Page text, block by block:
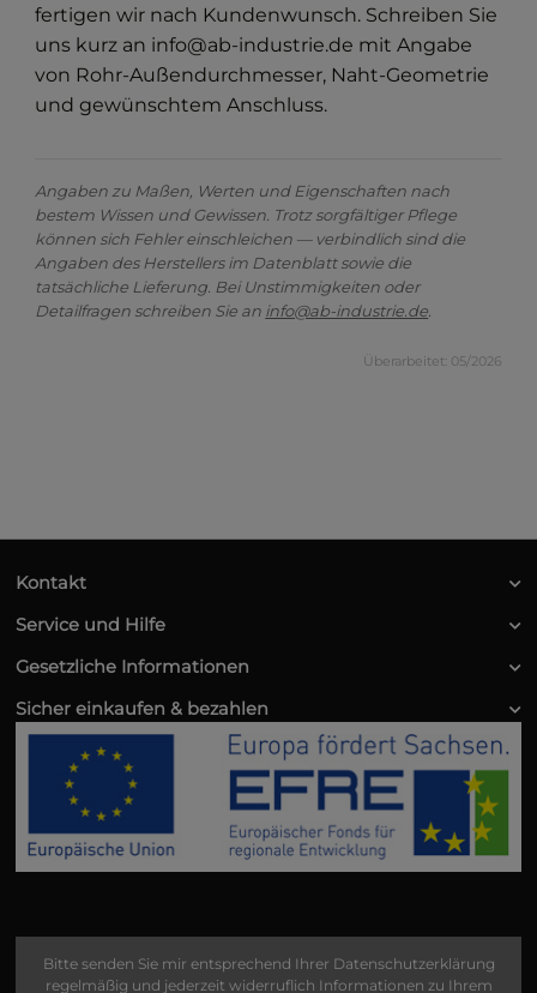
fertigen wir nach Kundenwunsch. Schreiben Sie
uns kurz an info@ab-industrie.de mit Angabe
von Rohr-Außendurchmesser, Naht-Geometrie
und gewünschtem Anschluss.
Angaben zu Maßen, Werten und Eigenschaften nach
bestem Wissen und Gewissen. Trotz sorgfältiger Pflege
können sich Fehler einschleichen — verbindlich sind die
Angaben des Herstellers im Datenblatt sowie die
tatsächliche Lieferung. Bei Unstimmigkeiten oder
Detailfragen schreiben Sie an info@ab-industrie.de
Überarbeitet: 05/2026
Kontakt
Service und Hilfe
Gesetzliche Informationen
Sicher einkaufen & bezahlen
Bitte senden Sie mir entsprechend Ihrer Datenschutzerklärung
regelmäßig und jederzeit widerruflich Informationen zu Ihrem